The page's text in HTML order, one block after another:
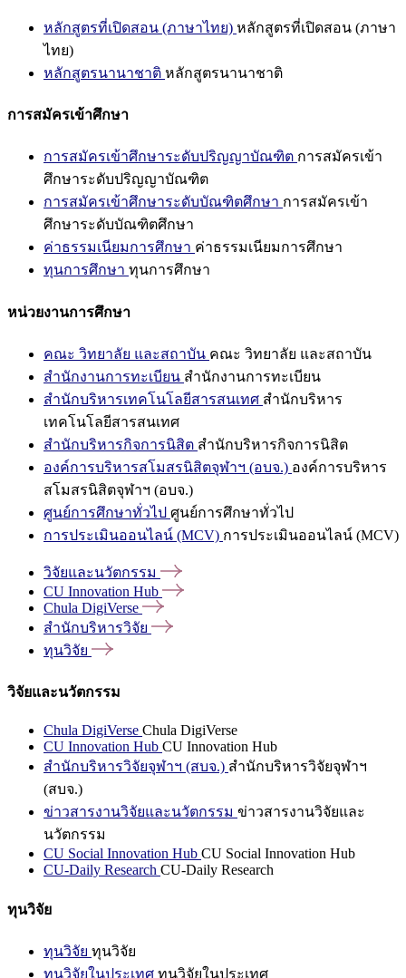
หลักสูตรที่เปิดสอน (ภาษาไทย) หลักสูตรที่เปิดสอน (ภาษา
ไทย)
หลักสูตรนานาชาติ หลักสูตรนานาชาติ
การสมัครเข้าศึกษา
การสมัครเข้าศึกษาระดับปริญญาบัณฑิต การสมัครเข้า
ศึกษาระดับปริญญาบัณฑิต
การสมัครเข้าศึกษาระดับบัณฑิตศึกษา การสมัครเข้า
ศึกษาระดับบัณฑิตศึกษา
ค่าธรรมเนียมการศึกษา ค่าธรรมเนียมการศึกษา
ทุนการศึกษา ทุนการศึกษา
หน่วยงานการศึกษา
คณะ วิทยาลัย และสถาบัน คณะ วิทยาลัย และสถาบัน
สำนักงานการทะเบียน สำนักงานการทะเบียน
สำนักบริหารเทคโนโลยีสารสนเทศ สำนักบริหาร
เทคโนโลยีสารสนเทศ
สำนักบริหารกิจการนิสิต สำนักบริหารกิจการนิสิต
องค์การบริหารสโมสรนิสิตจุฬาฯ (อบจ.) องค์การบริหาร
สโมสรนิสิตจุฬาฯ (อบจ.)
ศูนย์การศึกษาทั่วไป ศูนย์การศึกษาทั่วไป
การประเมินออนไลน์ (MCV) การประเมินออนไลน์ (MCV)
วิจัยและนวัตกรรม
CU Innovation Hub
Chula DigiVerse
สำนักบริหารวิจัย
ทุนวิจัย
วิจัยและนวัตกรรม
Chula DigiVerse Chula DigiVerse
CU Innovation Hub CU Innovation Hub
สำนักบริหารวิจัยจุฬาฯ (สบจ.) สำนักบริหารวิจัยจุฬาฯ
(สบจ.)
ข่าวสารงานวิจัยและนวัตกรรม ข่าวสารงานวิจัยและ
นวัตกรรม
CU Social Innovation Hub CU Social Innovation Hub
CU-Daily Research CU-Daily Research
ทุนวิจัย
ทุนวิจัย ทุนวิจัย
ทุนวิจัยในประเทศ ทุนวิจัยในประเทศ